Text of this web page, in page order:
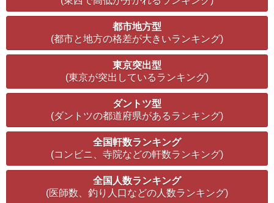
都市地方型
(都市と地方の格差が大きいランキング)
東京突出型
(東京が突出しているランキング)
ダントツ型
(ダントツの都道府県があるランキング)
全国軒数ランキング
(コンビニ、寺院などの軒数ランキング)
全国人数ランキング
(医師数、釣り人口などの人数ランキング)